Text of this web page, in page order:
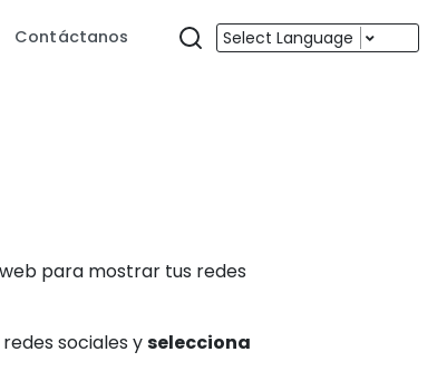
Contáctanos Select Language
para mostrar tus redes
sociales yselecciona